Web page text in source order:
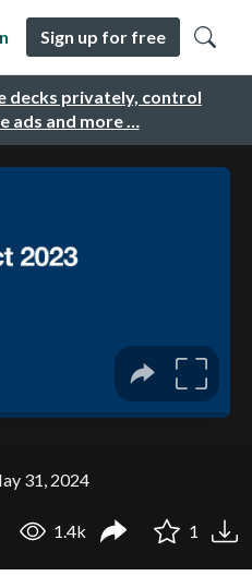
decks privately, control
ads and more …
Sign up for free
31, 2024
1.4k 1